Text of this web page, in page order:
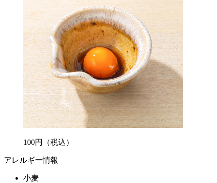
100円 （税込）
アレルギー情報
小麦